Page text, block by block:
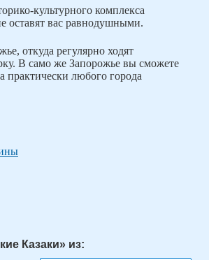
культурного комплекса
оставят вас равнодушными.
откуда регулярно ходят
В само же Запорожье вы сможете
практически любого города
Казаки» из: